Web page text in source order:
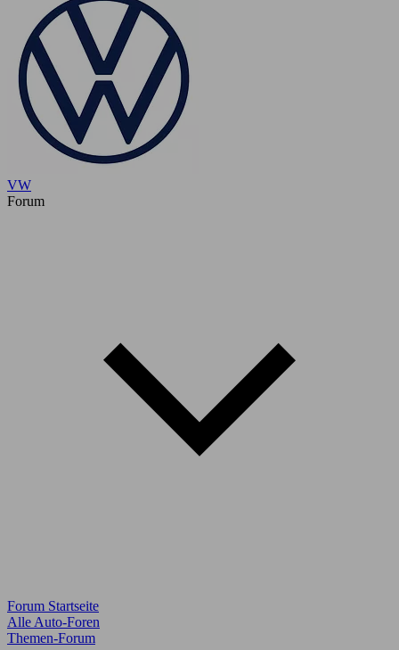
VW
Forum
Forum Startseite
Alle Auto-Foren
Themen-Forum